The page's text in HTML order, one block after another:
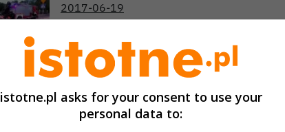
2017-06-19
Akcja straży koło stadionu. Ulatnia się gaz
2016-02-19
Ewakuacja uczniów ze szkoły na Komuny
istotne.pl asks for your consent to use your
personal data to: